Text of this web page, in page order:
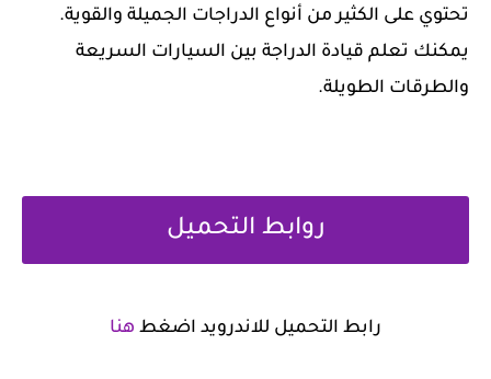
‏تحتوي على الكثير من أنواع الدراجات الجميلة والقوية.
‏يمكنك تعلم قيادة الدراجة بين السيارات السريعة
والطرقات الطويلة.
روابط التحميل
رابط التحميل للاندرويد اضغط هنا